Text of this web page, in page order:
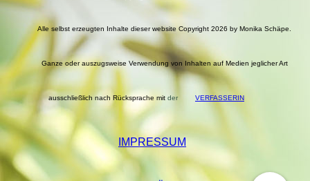
Alle selbst erzeugten Inhalte dieser website Copyright 2026 by Monika Schäpe.
Ganze oder auszugsweise Verwendung von Inhalten auf Medien jeglicher Art
ausschließlich nach Rücksprache mit der VERFASSERIN
IMPRESSUM